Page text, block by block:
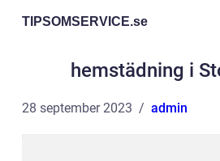
TIPSOMSERVICE.se
hemstädning i
28 september 2023 admin